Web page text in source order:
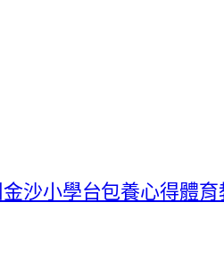
沙小學台包養心得體